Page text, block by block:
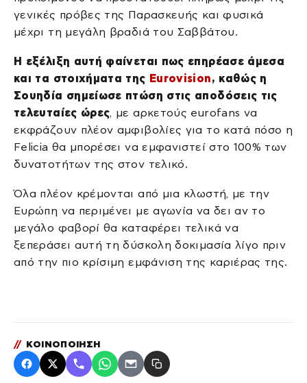
γενικές πρόβες της Παρασκευής και φυσικά
μέχρι τη μεγάλη βραδιά του Σαββάτου.
Η εξέλιξη αυτή φαίνεται πως επηρέασε άμεσα
και τα στοιχήματα της Eurovision, καθώς η
Σουηδία σημείωσε πτώση στις αποδόσεις τις
τελευταίες ώρες, με αρκετούς eurofans να
εκφράζουν πλέον αμφιβολίες για το κατά πόσο η
Felicia θα μπορέσει να εμφανιστεί στο 100% των
δυνατοτήτων της στον τελικό.
Όλα πλέον κρέμονται από μια κλωστή, με την
Ευρώπη να περιμένει με αγωνία να δει αν το
μεγάλο φαβορί θα καταφέρει τελικά να
ξεπεράσει αυτή τη δύσκολη δοκιμασία λίγο πριν
από την πιο κρίσιμη εμφάνιση της καριέρας της.
// ΚΟΙΝΟΠΟΙΗΣΗ